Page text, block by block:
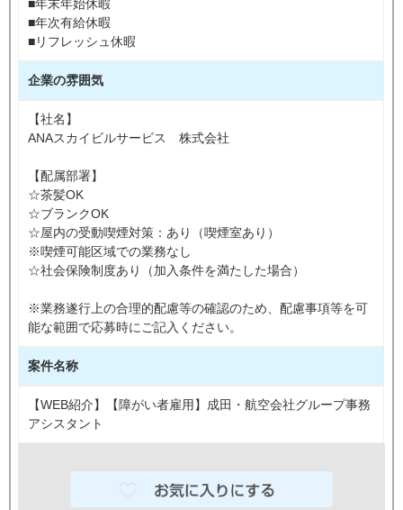
■年末年始休暇
■年次有給休暇
■リフレッシュ休暇
企業の雰囲気
【社名】
ANAスカイビルサービス 株式会社
【配属部署】
☆茶髪OK
☆ブランクOK
☆屋内の受動喫煙対策：あり（喫煙室あり）
※喫煙可能区域での業務なし
☆社会保険制度あり（加入条件を満たした場合）
※業務遂行上の合理的配慮等の確認のため、配慮事項等を可
能な範囲で応募時にご記入ください。
案件名称
【WEB紹介】【障がい者雇用】成田・航空会社グループ事務
アシスタント